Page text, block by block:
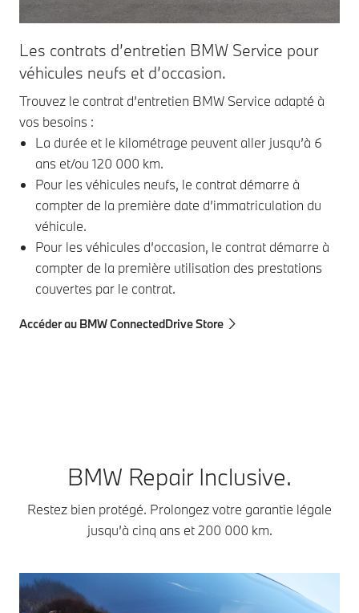
Les contrats d’entretien BMW Service pour
véhicules neufs et d’occasion.
Trouvez le contrat d’entretien BMW Service adapté à
vos besoins :
La durée et le kilométrage peuvent aller jusqu’à 6
ans et/ou 120 000 km.
Pour les véhicules neufs, le contrat démarre à
compter de la première date d’immatriculation du
véhicule.
Pour les véhicules d’occasion, le contrat démarre à
compter de la première utilisation des prestations
couvertes par le contrat.
Accéder au BMW ConnectedDrive Store
BMW Repair Inclusive.
Restez bien protégé. Prolongez votre garantie légale
jusqu’à cinq ans et 200 000 km.